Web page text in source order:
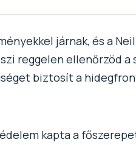
járnak, és a
reggelen ellenőrzöd a
biztosít a
kapta a